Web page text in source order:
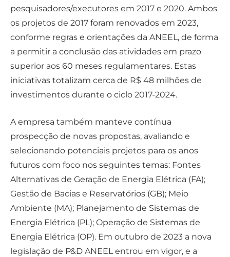
pesquisadores/executores em 2017 e 2020. Ambos
os projetos de 2017 foram renovados em 2023,
conforme regras e orientações da ANEEL, de forma
a permitir a conclusão das atividades em prazo
superior aos 60 meses regulamentares. Estas
iniciativas totalizam cerca de R$ 48 milhões de
investimentos durante o ciclo 2017-2024.
A empresa também manteve contínua
prospecção de novas propostas, avaliando e
selecionando potenciais projetos para os anos
futuros com foco nos seguintes temas: Fontes
Alternativas de Geração de Energia Elétrica (FA);
Gestão de Bacias e Reservatórios (GB); Meio
Ambiente (MA); Planejamento de Sistemas de
Energia Elétrica (PL); Operação de Sistemas de
Energia Elétrica (OP). Em outubro de 2023 a nova
legislação de P&D ANEEL entrou em vigor, e a